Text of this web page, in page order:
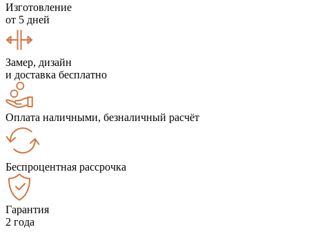
Изготовление
от 5 дней
Замер, дизайн
и доставка бесплатно
Оплата наличными, безналичный расчёт
Беспроцентная рассрочка
Гарантия
2 года